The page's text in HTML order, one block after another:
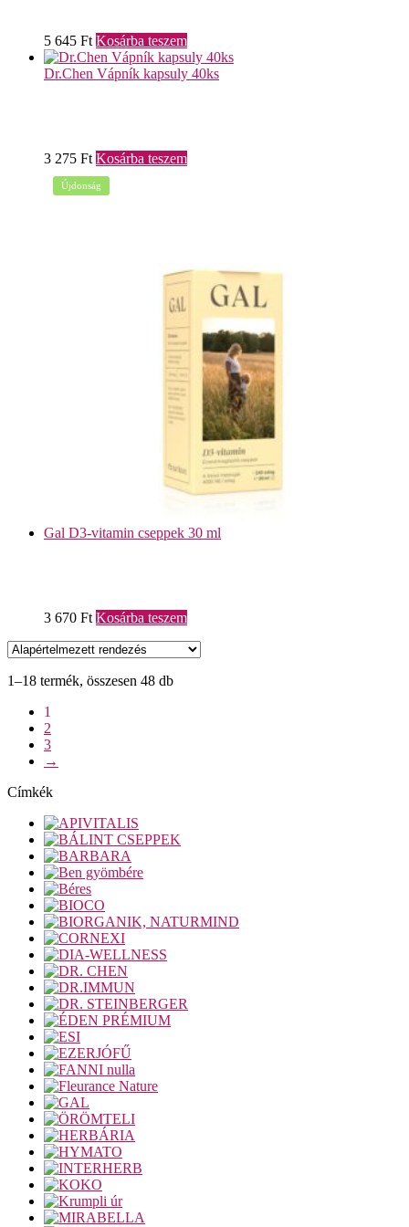
5 645 Ft Kosárba teszem
Dr.Chen Vápník kapsuly 40ks
3 275 Ft Kosárba teszem
Újdonság
Gal D3-vitamin cseppek 30 ml
3 670 Ft Kosárba teszem
1–18 termék, összesen 48 db
1
2
3
→
Címkék